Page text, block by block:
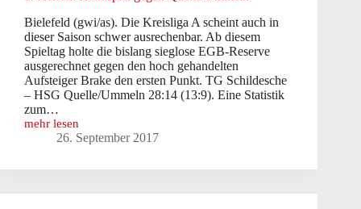
Bielefeld (gwi/as). Die Kreisliga A scheint auch in
dieser Saison schwer ausrechenbar. Ab diesem
Spieltag holte die bislang sieglose EGB-Reserve
ausgerechnet gegen den hoch gehandelten
Aufsteiger Brake den ersten Punkt. TG Schildesche
– HSG Quelle/Ummeln 28:14 (13:9). Eine Statistik
zum…
mehr lesen
1.
Herren:
gegen
26. September 2017